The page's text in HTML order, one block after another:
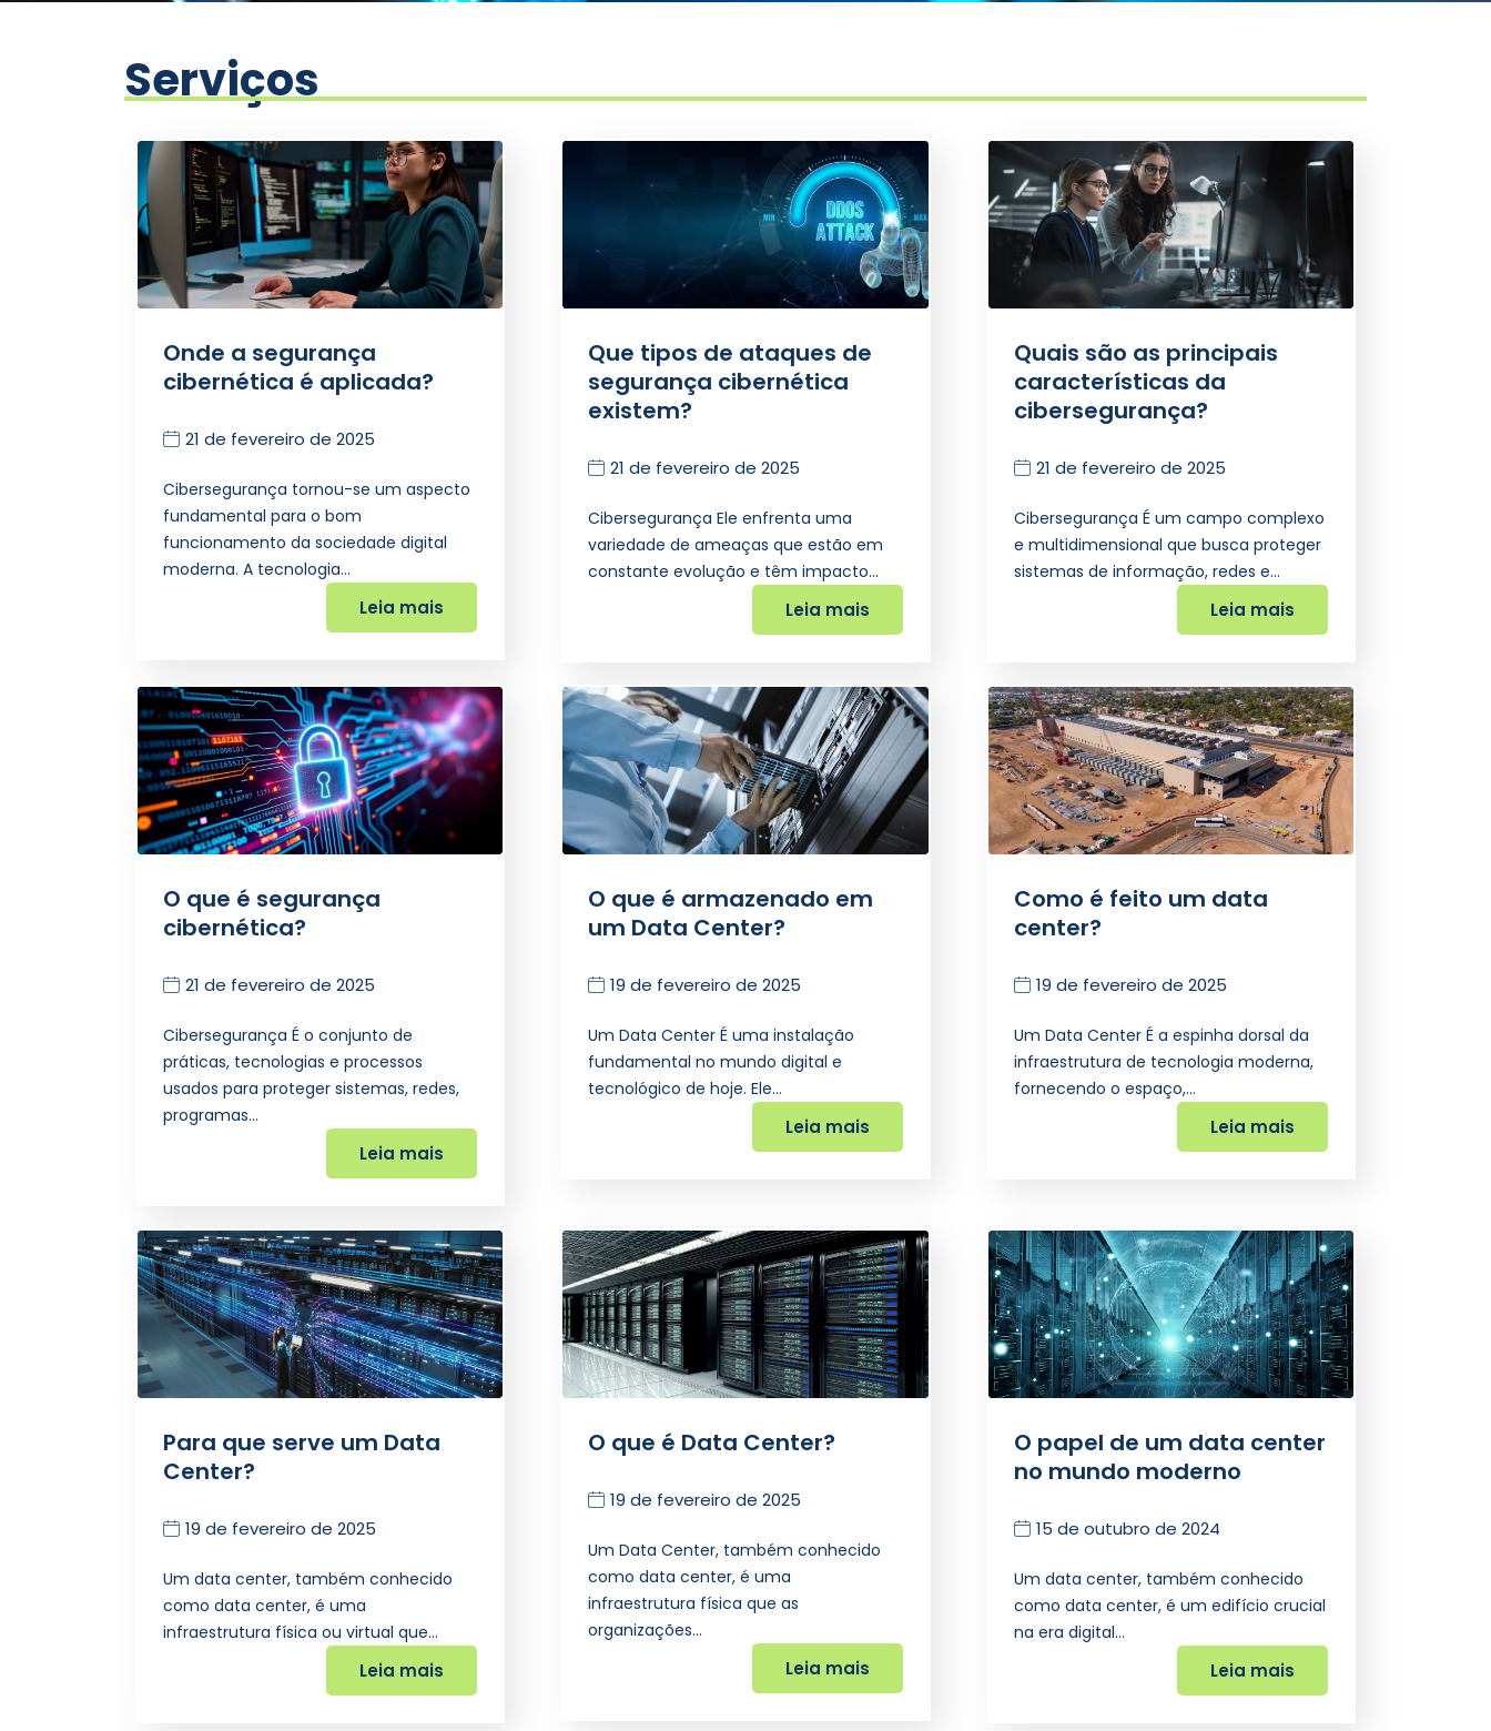
Serviços
Onde a segurança
cibernética é aplicada?
21 de fevereiro de 2025
Cibersegurança tornou-se um aspecto
fundamental para o bom
funcionamento da sociedade digital
moderna. A tecnologia…
Leia mais
Que tipos de ataques de
segurança cibernética
existem?
21 de fevereiro de 2025
Cibersegurança Ele enfrenta uma
variedade de ameaças que estão em
constante evolução e têm impacto…
Leia mais
Quais são as principais
características da
cibersegurança?
21 de fevereiro de 2025
Cibersegurança É um campo complexo
e multidimensional que busca proteger
sistemas de informação, redes e…
Leia mais
O que é segurança
cibernética?
21 de fevereiro de 2025
Cibersegurança É o conjunto de
práticas, tecnologias e processos
usados para proteger sistemas, redes,
programas…
Leia mais
O que é armazenado em
um Data Center?
19 de fevereiro de 2025
Um Data Center É uma instalação
fundamental no mundo digital e
tecnológico de hoje. Ele…
Leia mais
Como é feito um data
center?
19 de fevereiro de 2025
Um Data Center É a espinha dorsal da
infraestrutura de tecnologia moderna,
fornecendo o espaço,…
Leia mais
Para que serve um Data
Center?
19 de fevereiro de 2025
Um data center, também conhecido
como data center, é uma
infraestrutura física ou virtual que…
Leia mais
O que é Data Center?
19 de fevereiro de 2025
Um Data Center, também conhecido
como data center, é uma
infraestrutura física que as
organizações…
Leia mais
O papel de um data center
no mundo moderno
15 de outubro de 2024
Um data center, também conhecido
como data center, é um edifício crucial
na era digital…
Leia mais